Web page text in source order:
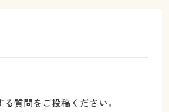
る質問をご投稿ください。